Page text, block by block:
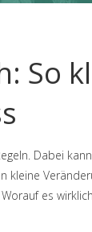
So
Dabei
kleine
es